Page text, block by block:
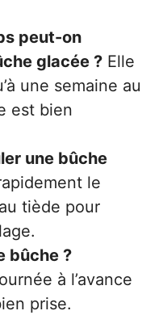
peut-on
glacée ? Elle
une semaine au
est bien
une bûche
le
tiède pour
bûche ?
à l’avance
prise.